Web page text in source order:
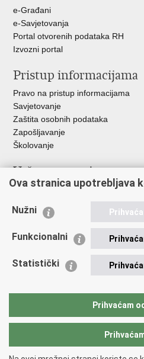
e-Građani
e-Savjetovanja
Portal otvorenih podataka RH
Izvozni portal
Pristup informacijama
Pravo na pristup informacijama
Savjetovanje
Zaštita osobnih podataka
Zapošljavanje
Školovanje
Važne poveznice
Ministarstvo unutarnjih poslova
Udruge
Policijska akademija
Zaklada policijske solidarnosti
Vučetić"
Ova stranica upotrebljava
Nužni
Funkcionalni
Statistički
Prihvaćam